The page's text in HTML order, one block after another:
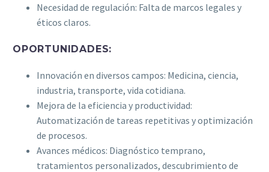
Necesidad de regulación: Falta de marcos legales y
éticos claros.
OPORTUNIDADES:
Innovación en diversos campos: Medicina, ciencia,
industria, transporte, vida cotidiana.
Mejora de la eficiencia y productividad:
Automatización de tareas repetitivas y optimización
de procesos.
Avances médicos: Diagnóstico temprano,
tratamientos personalizados, descubrimiento de